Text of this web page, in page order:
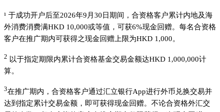
¹ 于成功开户后至2026年9月30日期间，合资格客户累计内地及海
外消费消费满HKD 10,000或等值，可获6%现金回赠。每名合资格
客户在推广期内可获得之现金回赠上限为HKD 1,000。
2 以于指定期限内累计合资格基金交易金额达HKD 1,000,000计
算。
3在推广期内，合资格客户通过汇立银行App进行外币兑换交易并
达到指定累计交易金额，即可获得现金回赠。不论合资格外汇交